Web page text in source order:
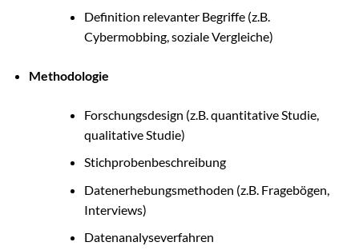
Definition relevanter Begriffe (z.B.
Cybermobbing, soziale Vergleiche)
Methodologie
Forschungsdesign (z.B. quantitative Studie,
qualitative Studie)
Stichprobenbeschreibung
Datenerhebungsmethoden (z.B. Fragebögen,
Interviews)
Datenanalyseverfahren